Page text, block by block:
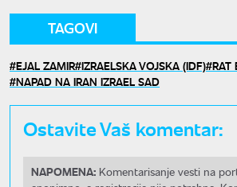
TAGOVI
EJAL ZAMIR IZRAELSKA VOJSKA (IDF) RAT
NAPAD NA IRAN IZRAEL SAD
Ostavite Vaš komentar:
NAPOMENA: Komentarisanje vesti na